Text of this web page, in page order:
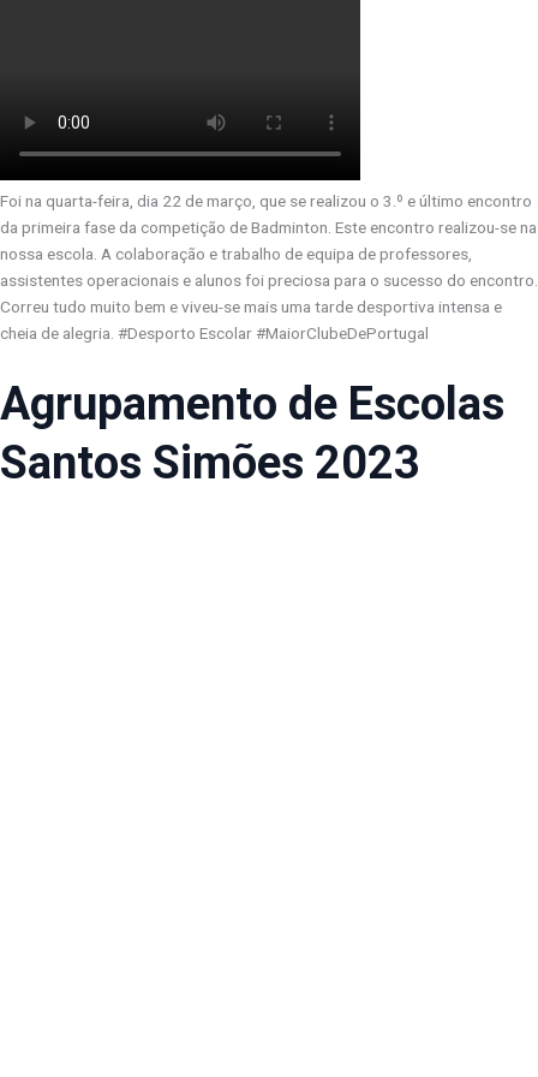
Foi na quarta-feira, dia 22 de março, que se realizou o 3.º e último encontro
da primeira fase da competição de Badminton. Este encontro realizou-se na
nossa escola. A colaboração e trabalho de equipa de professores,
assistentes operacionais e alunos foi preciosa para o sucesso do encontro.
Correu tudo muito bem e viveu-se mais uma tarde desportiva intensa e
cheia de alegria. #Desporto Escolar #MaiorClubeDePortugal
Agrupamento de Escolas
Santos Simões 2023